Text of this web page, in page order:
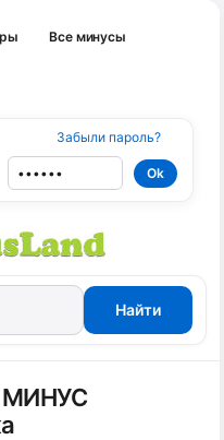
Все минусы
Забыли пароль?
МИНУС